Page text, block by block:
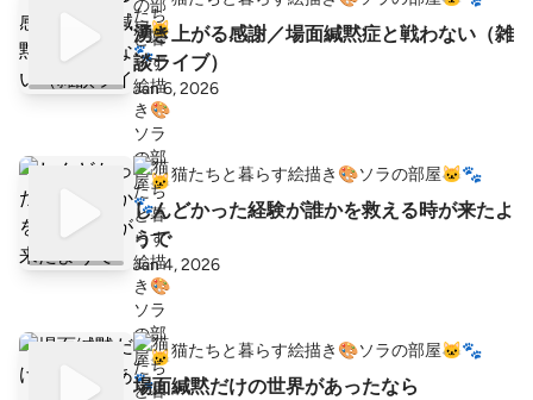
湧き上がる感謝／場面緘黙症と戦わない（雑
談ライブ）
Jan 6, 2026
猫たちと暮らす絵描き🎨ソラの部屋🐱🐾
しんどかった経験が誰かを救える時が来たよ
うで
Jan 4, 2026
猫たちと暮らす絵描き🎨ソラの部屋🐱🐾
場面緘黙だけの世界があったなら